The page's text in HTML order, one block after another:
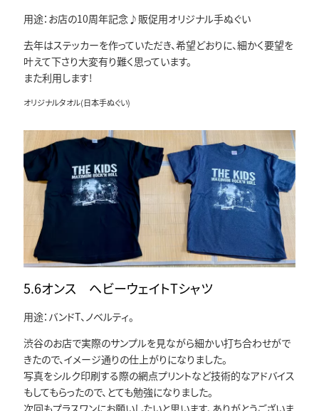
用途：お店の10周年記念♪販促用オリジナル手ぬぐい
去年はステッカーを作っていただき、希望どおりに、細かく要望を
叶えて下さり大変有り難く思っています。
また利用します!
オリジナルタオル(日本手ぬぐい)
5.6オンス ヘビーウェイトTシャツ
用途：バンドT、ノベルティ。
渋谷のお店で実際のサンプルを見ながら細かい打ち合わせがで
きたので、イメージ通りの仕上がりになりました。
写真をシルク印刷する際の網点プリントなど技術的なアドバイス
もしてもらったので、とても勉強になりました。